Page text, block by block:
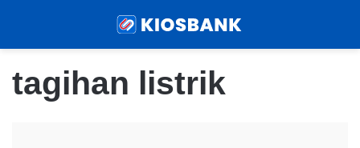
tagihan listrik